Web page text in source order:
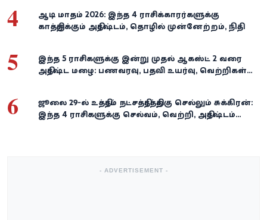
4
ஆடி மாதம் 2026: இந்த 4 ராசிக்காரர்களுக்கு
காத்திருக்கும் அதிர்ஷ்டம், தொழில் முன்னேற்றம், நிதி
5
இந்த 5 ராசிகளுக்கு இன்று முதல் ஆகஸ்ட் 2 வரை
அதிர்ஷ்ட மழை: பணவரவு, பதவி உயர்வு, வெற்றிகள்
6
ஜூலை 29-ல் உத்திரம் நட்சத்திரத்திற்கு செல்லும் சுக்கிரன்:
இந்த 4 ராசிகளுக்கு செல்வம், வெற்றி, அதிர்ஷ்டம்
- ADVERTISEMENT -